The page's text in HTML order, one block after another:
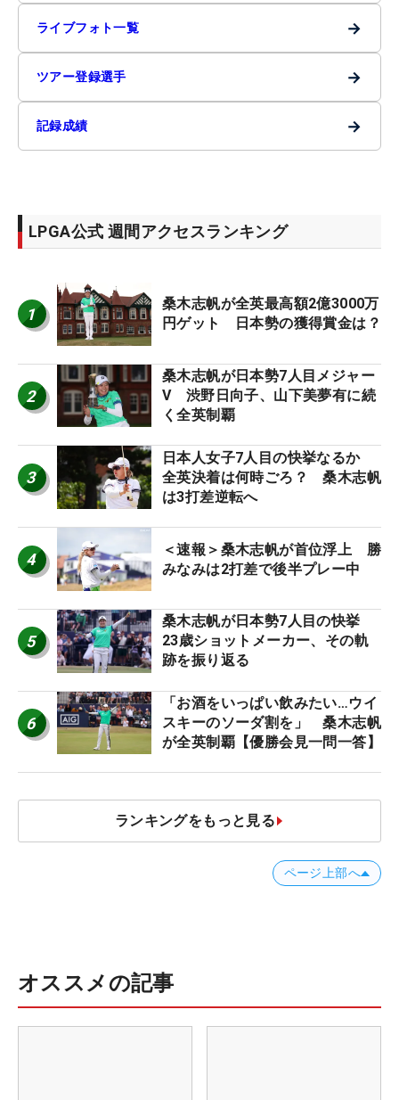
ライブフォト一覧 →
ツアー登録選手 →
記録成績 →
LPGA公式 週間アクセスランキング
1
桑木志帆が全英最高額2億3000万
円ゲット 日本勢の獲得賞金は？
2
桑木志帆が日本勢7人目メジャー
V 渋野日向子、山下美夢有に続
く全英制覇
3
日本人女子7人目の快挙なるか
全英決着は何時ごろ？ 桑木志帆
は3打差逆転へ
4
＜速報＞桑木志帆が首位浮上 勝
みなみは2打差で後半プレー中
5
桑木志帆が日本勢7人目の快挙
23歳ショットメーカー、その軌
跡を振り返る
6
「お酒をいっぱい飲みたい…ウイ
スキーのソーダ割を」 桑木志帆
が全英制覇【優勝会見一問一答】
ランキングをもっと見る
ページ上部へ
オススメの記事